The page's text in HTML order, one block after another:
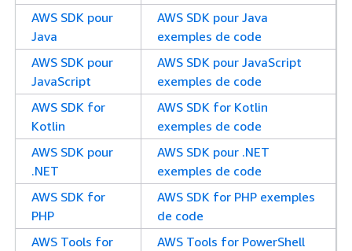
AWS SDK pour
Java
AWS SDK pour Java
exemples de code
AWS SDK pour
JavaScript
AWS SDK pour JavaScript
exemples de code
AWS SDK for
Kotlin
AWS SDK for Kotlin
exemples de code
AWS SDK pour
.NET
AWS SDK pour .NET
exemples de code
AWS SDK for
PHP
AWS SDK for PHP exemples
de code
AWS Tools for
AWS Tools for PowerShell